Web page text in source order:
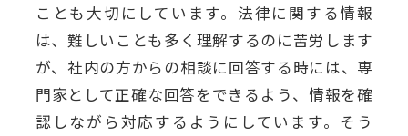
ことも大切にしています。法律に関する情報
は、難しいことも多く理解するのに苦労します
が、社内の方からの相談に回答する時には、専
門家として正確な回答をできるよう、情報を確
認しながら対応するようにしています。そう